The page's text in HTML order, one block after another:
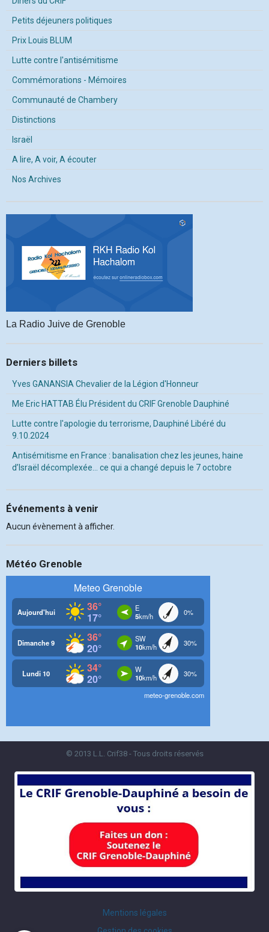
Petits déjeuners politiques
Prix Louis BLUM
Lutte contre l'antisémitisme
Commémorations - Mémoires
Communauté de Chambery
Distinctions
Israël
A lire, A voir, A écouter
Nos Archives
La Radio Juive de Grenoble
Derniers billets
Yves GANANSIA Chevalier de la Légion d'Honneur
Me Eric HATTAB Élu Président du CRIF Grenoble Dauphiné
Lutte contre l'apologie du terrorisme, Dauphiné Libéré du
9.10.2024
Antisémitisme en France : banalisation chez les jeunes, haine
d’Israël décomplexée… ce qui a changé depuis le 7 octobre
Événements à venir
Aucun évènement à afficher.
Météo Grenoble
© 2013 L.L. Crif38 - Tous droits réservés
Mentions légales